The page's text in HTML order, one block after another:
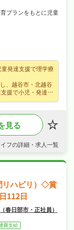
プランをもとに児童
発達支援で理学療
、越谷市・北越谷
援で小児・発達支
という好条件、賞
で、ライフスタイ
趣味との両立もし
して長く働ける環
見る
フの詳細・求人一覧
リハビリ）◇賞
112日
春日部市・正社員）
費支給